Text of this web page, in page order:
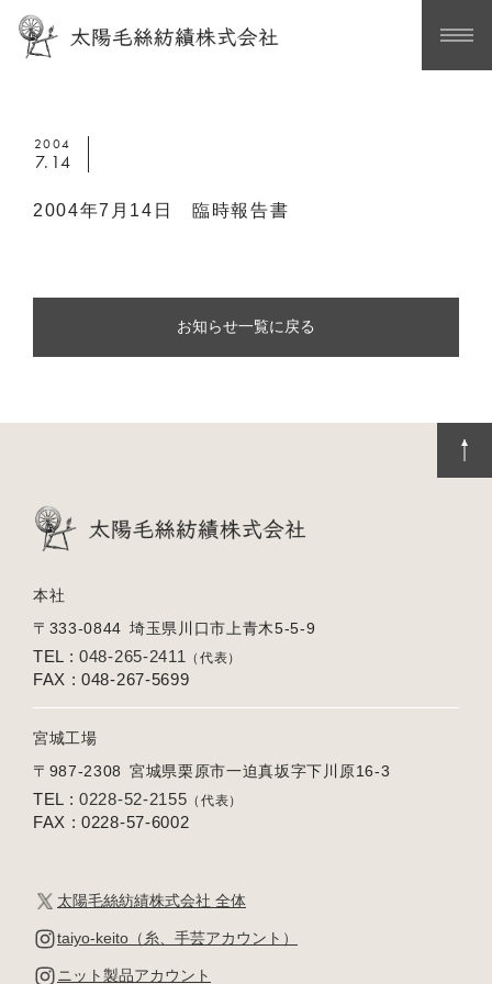
2004
7.14
2004年7月14日 臨時報告書
お知らせ一覧に戻る
本社
〒333-0844 埼玉県川口市上青木5-5-9
TEL :048-265-2411 （代表）
FAX : 048-267-5699
宮城工場
〒987-2308 宮城県栗原市一迫真坂字下川原16-3
TEL :0228-52-2155 （代表）
FAX : 0228-57-6002
太陽毛絲紡績株式会社 全体
taiyo-keito（糸、手芸アカウント）
ニット製品アカウント